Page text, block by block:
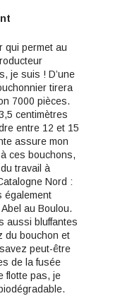
qui permet au
je suis ! D’une
tirera
7000 pièces.
centimètres
entre 12 et 15
assure mon
ces bouchons,
travail à
Nord :
également
au Boulou.
aussi bluffantes
du bouchon et
peut-être
de la fusée
flotte pas, je